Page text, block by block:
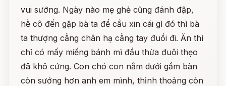
vui sướng. Ngày nào mẹ ghẻ cũng đánh đập,
hễ cô đến gặp bà ta để cầu xin cái gì đó thì bà
ta thượng cẳng chân hạ cẳng tay đuổi đi. Ăn thì
chỉ có mấy miếng bánh mì đầu thừa đuôi thẹo
đã khô cứng. Con chó con nằm dưới gầm bàn
còn sướng hơn anh em mình, thỉnh thoảng còn